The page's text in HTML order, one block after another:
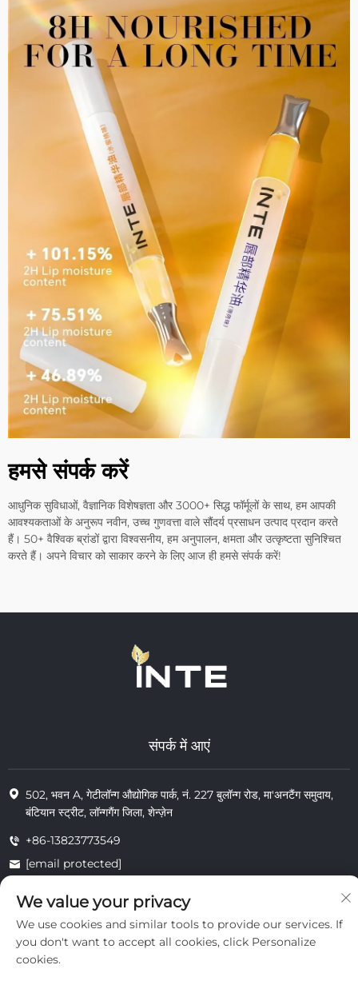
हमसे संपर्क करें
आधुनिक सुविधाओं, वैज्ञानिक विशेषज्ञता और 3000+ सिद्ध फॉर्मूलों के साथ, हम आपकी
आवश्यकताओं के अनुरूप नवीन, उच्च गुणवत्ता वाले सौंदर्य प्रसाधन उत्पाद प्रदान करते
हैं। 50+ वैश्विक ब्रांडों द्वारा विश्वसनीय, हम अनुपालन, क्षमता और उत्कृष्टता सुनिश्चित
करते हैं। अपने विचार को साकार करने के लिए आज ही हमसे संपर्क करें!
संपर्क में आएं
502, भवन A, गेटीलॉन्ग औद्योगिक पार्क, नं. 227 बुलॉन्ग रोड, मा'अनटैंग समुदाय,
बंटियान स्ट्रीट, लॉन्गगैंग जिला, शेन्ज़ेन
+86-13823773549
[email protected]
© 2025 इंटे कॉस्मेटिक्स (शेन्ज़ेन) कंपनी लिमिटेड के सभी अधिकार सुरक्षित
निजता
We value your privacy
We use cookies and similar tools to provide our services. If
you don't want to accept all cookies, click Personalize
cookies.